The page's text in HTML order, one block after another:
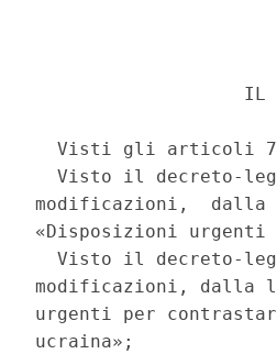
Visti gli articoli
Visto il decreto-
modificazioni,
«Disposizioni
Visto il decreto-
modificazioni, dalla
urgenti per
ucraina»;